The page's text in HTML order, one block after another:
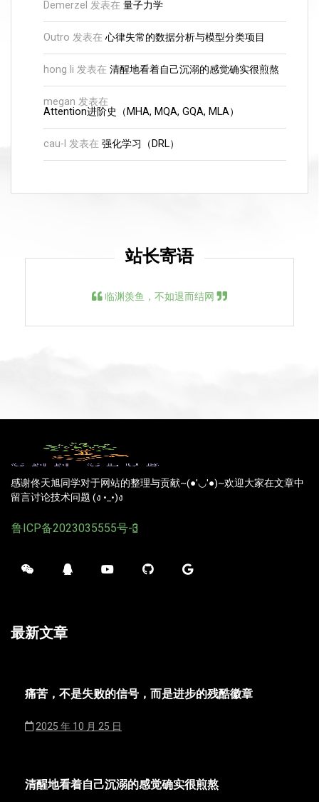
Demerzel 发表在 量子力学
Outro 发表在 心律失常的数据分析与模型分类项目
hong li 发表在 清醒地看着自己沉溺的感觉确实很煎熬
megan 发表在
Attention进阶史（MHA, MQA, GQA, MLA）
cau-l 发表在 强化学习（DRL）
站长寄语
临渊羡鱼，不如退而结网
感谢佟天旭同学对于网站的整理与贡献~(●'◡'●)~欢迎大家在文章中
留言讨论技术问题 (ง •_•)ง
鲁ICP备2023035555号-3
最新文章
痛苦，不是失败的信号，而是进步的残酷徽章
2025 年 10 月 25 日
清醒地看着自己沉溺的感觉确实很煎熬